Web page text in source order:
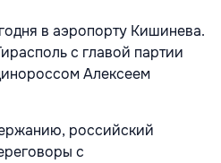
в аэропорту Кишинева.
с главой партии
Алексеем
российский
с